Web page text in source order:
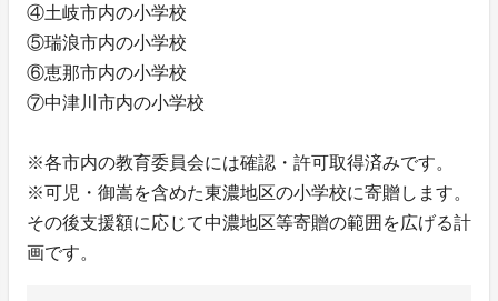
④土岐市内の小学校
⑤瑞浪市内の小学校
⑥恵那市内の小学校
⑦中津川市内の小学校
※各市内の教育委員会には確認・許可取得済みです。
※可児・御嵩を含めた東濃地区の小学校に寄贈します。
その後支援額に応じて中濃地区等寄贈の範囲を広げる計
画です。